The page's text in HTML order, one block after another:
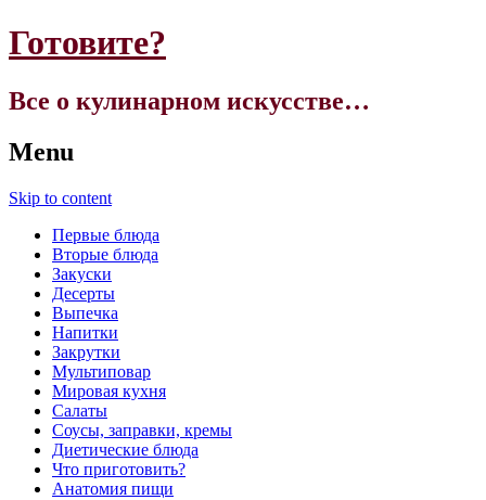
Готовите?
Все о кулинарном искусстве…
Menu
Skip to content
Первые блюда
Вторые блюда
Закуски
Десерты
Выпечка
Напитки
Закрутки
Мультиповар
Мировая кухня
Салаты
Соусы, заправки, кремы
Диетические блюда
Что приготовить?
Анатомия пищи